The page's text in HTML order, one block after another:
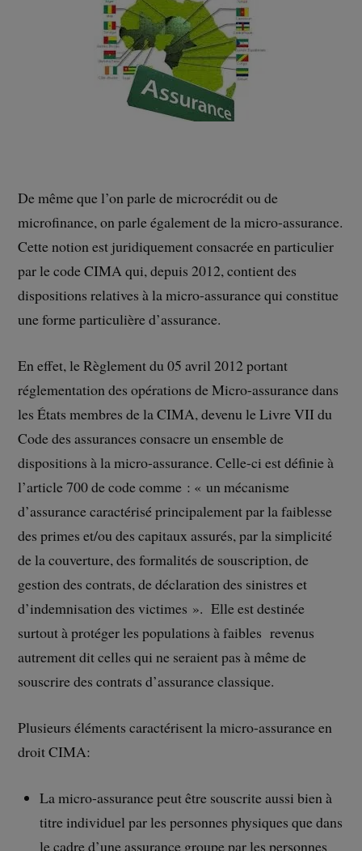
De même que l’on parle de microcrédit ou de
microfinance, on parle également de la micro-assurance.
Cette notion est juridiquement consacrée en particulier
par le code CIMA qui, depuis 2012, contient des
dispositions relatives à la micro-assurance qui constitue
une forme particulière d’assurance.
En effet, le Règlement du 05 avril 2012 portant
réglementation des opérations de Micro-assurance dans
les États membres de la CIMA, devenu le Livre VII du
Code des assurances consacre un ensemble de
dispositions à la micro-assurance. Celle-ci est définie à
l’article 700 de code comme : « un mécanisme
d’assurance caractérisé principalement par la faiblesse
des primes et/ou des capitaux assurés, par la simplicité
de la couverture, des formalités de souscription, de
gestion des contrats, de déclaration des sinistres et
d’indemnisation des victimes ». Elle est destinée
surtout à protéger les populations à faibles revenus
autrement dit celles qui ne seraient pas à même de
souscrire des contrats d’assurance classique.
Plusieurs éléments caractérisent la micro-assurance en
droit CIMA:
La micro-assurance peut être souscrite aussi bien à
titre individuel par les personnes physiques que dans
le cadre d’une assurance groupe par les personnes